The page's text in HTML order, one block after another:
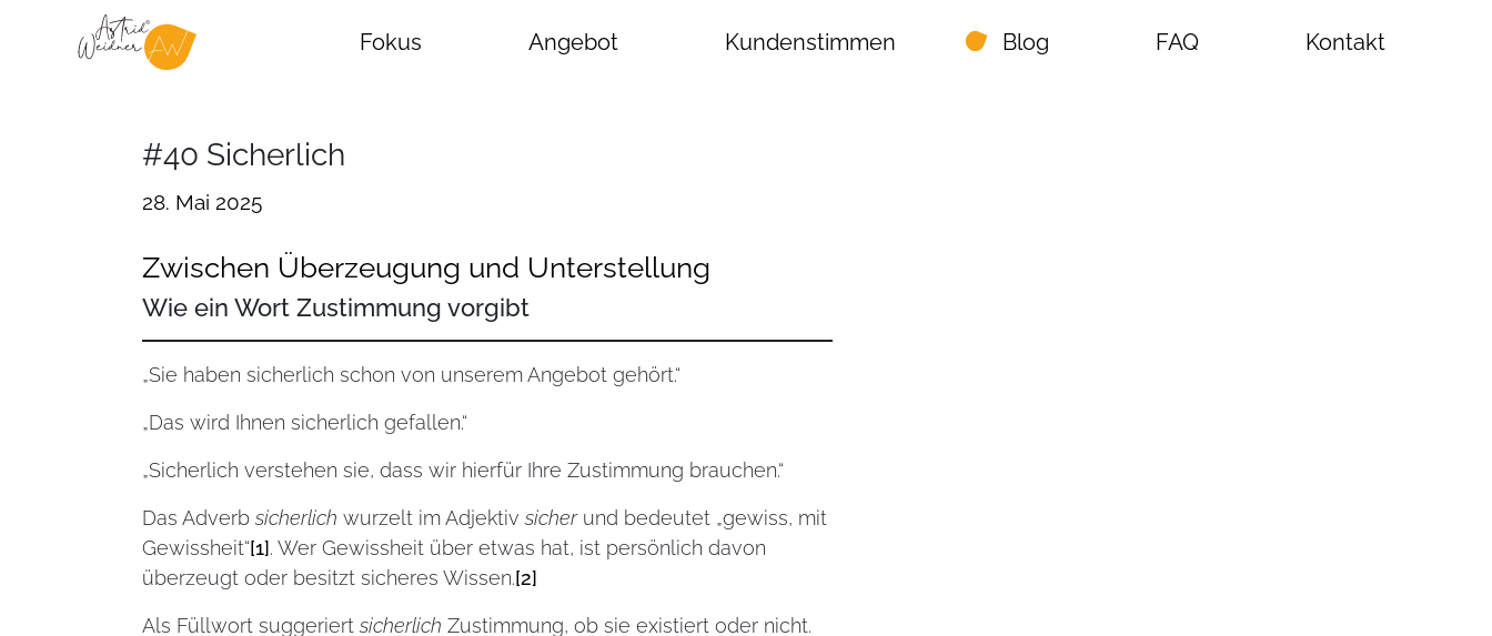
Fokus Angebot Kundenstimmen Blog FAQ Kontakt
#40 Sicherlich
28. Mai 2025
Zwischen Überzeugung und Unterstellung
Wie ein Wort Zustimmung vorgibt
„Sie haben sicherlich schon von unserem Angebot gehört.“
„Das wird Ihnen sicherlich gefallen.“
„Sicherlich verstehen sie, dass wir hierfür Ihre Zustimmung brauchen.“
Das Adverb sicherlich wurzelt im Adjektiv sicherund bedeutet „gewiss, mit
Gewissheit“[1]. Wer Gewissheit über etwas hat, ist persönlich davon
überzeugt oder besitzt sicheres Wissen.[2]
Als Füllwort suggeriert sicherlich Zustimmung, ob sie existiert oder nicht.